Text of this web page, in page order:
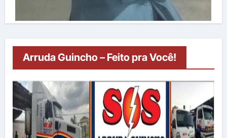
Arruda Guincho – Feito pra Você!